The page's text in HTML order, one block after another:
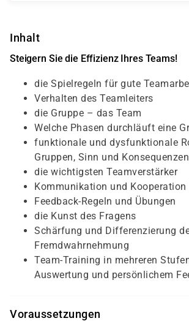
Inhalt
Steigern Sie die Effizienz Ihres Teams!
die Spielregeln für gute
Verhalten des Teamleiters
die Gruppe – das Team
Welche Phasen durchläuft eine
funktionale und dysfunktionale
Gruppen, Sinn und
die wichtigsten Teamverstärker
Kommunikation und Kooperation
Feedback-Regeln und Übungen
die Kunst des Fragens
Schärfung und Differenzierung
Fremdwahrnehmung
Team-Training in mehreren
Auswertung und persönlichem
Voraussetzungen